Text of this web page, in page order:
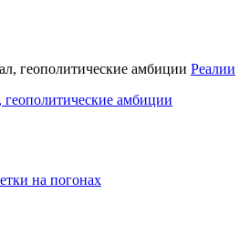
Реалии
амбиции
на погонах